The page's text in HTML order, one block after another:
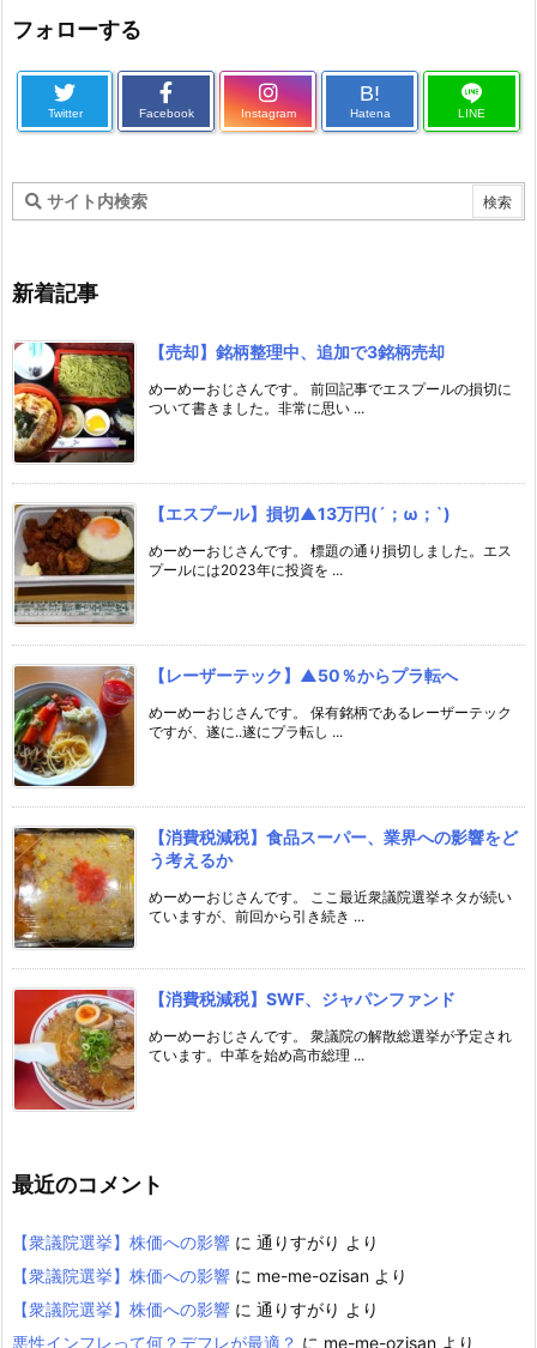
フォローする
Twitter Facebook Instagram
B!
Hatena LINE
新着記事
【売却】銘柄整理中、追加で3銘柄売却
めーめーおじさんです。 前回記事でエスプールの損切に
ついて書きました。非常に思い ...
【エスプール】損切▲13万円(´；ω；`)
めーめーおじさんです。 標題の通り損切しました。エス
プールには2023年に投資を ...
【レーザーテック】▲50％からプラ転へ
めーめーおじさんです。 保有銘柄であるレーザーテック
ですが、遂に..遂にプラ転し ...
【消費税減税】食品スーパー、業界への影響をど
う考えるか
めーめーおじさんです。 ここ最近衆議院選挙ネタが続い
ていますが、前回から引き続き ...
【消費税減税】SWF、ジャパンファンド
めーめーおじさんです。 衆議院の解散総選挙が予定され
ています。中革を始め高市総理 ...
最近のコメント
【衆議院選挙】株価への影響 に 通りすがり より
【衆議院選挙】株価への影響 に me-me-ozisan より
【衆議院選挙】株価への影響 に 通りすがり より
悪性インフレって何？デフレが最適？ に me-me-ozisan より